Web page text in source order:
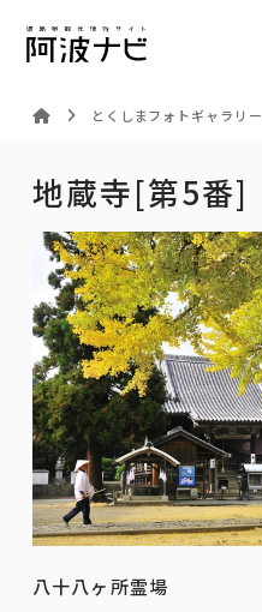
とくしまフォトギャラリー
地蔵寺[第5番]
八十八ヶ所霊場